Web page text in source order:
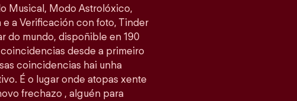
Musical, Modo Astrolóxico,
a Verificación con foto, Tinder
do mundo, dispoñible en 190
desde a primeiro
coincidencias hai unha
É o lugar onde atopas xente
frechazo , alguén para